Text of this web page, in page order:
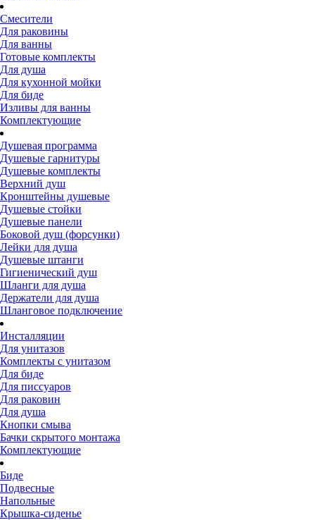
Смесители
Для раковины
Для ванны
Готовые комплекты
Для душа
Для кухонной мойки
Для биде
Изливы для ванны
Комплектующие
Душевая программа
Душевые гарнитуры
Душевые комплекты
Верхний душ
Кронштейны душевые
Душевые стойки
Душевые панели
Боковой душ (форсунки)
Лейки для душа
Душевые штанги
Гигиенический душ
Шланги для душа
Держатели для душа
Шланговое подключение
Инсталляции
Для унитазов
Комплекты с унитазом
Для биде
Для писсуаров
Для раковин
Для душа
Кнопки смыва
Бачки скрытого монтажа
Комплектующие
Биде
Подвесные
Напольные
Крышка-сиденье